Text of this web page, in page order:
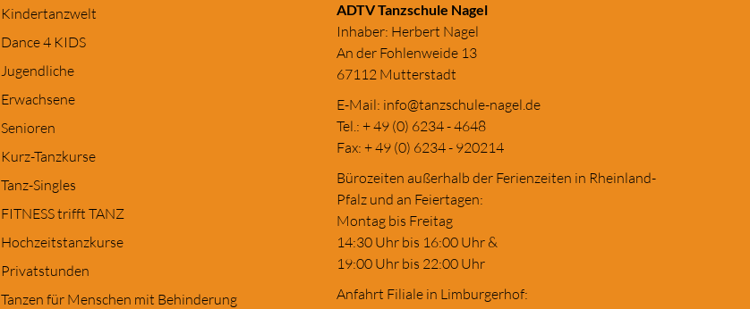
Kindertanzwelt
Dance 4 KIDS
Jugendliche
Erwachsene
Senioren
Kurz-Tanzkurse
Tanz-Singles
FITNESS trifft TANZ
Hochzeitstanzkurse
Privatstunden
Tanzen für Menschen mit Behinderung
ADTV Tanzschule Nagel
Inhaber: Herbert Nagel
An der Fohlenweide 13
67112 Mutterstadt
E-Mail: info@tanzschule-nagel.de
Tel.: + 49 (0) 6234 - 4648
Fax: + 49 (0) 6234 - 920214
Bürozeiten außerhalb der Ferienzeiten in Rheinland-
Pfalz und an Feiertagen:
Montag bis Freitag
14:30 Uhr bis 16:00 Uhr &
19:00 Uhr bis 22:00 Uhr
Anfahrt Filiale in Limburgerhof: